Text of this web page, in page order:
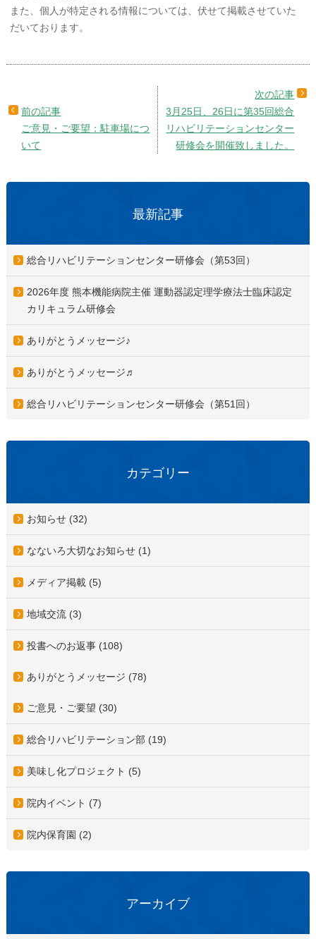
また、個人が特定される情報については、伏せて掲載させていた
だいております。
ご意見・ご要望：駐車場につ
いて
3月25日、26日に第35回総合
リハビリテーションセンター
研修会を開催致しました。
最新記事
総合リハビリテーションセンター研修会（第53回）
2026年度 熊本機能病院主催 運動器認定理学療法士臨床認定
カリキュラム研修会
ありがとうメッセージ♪
ありがとうメッセージ♬
総合リハビリテーションセンター研修会（第51回）
カテゴリー
お知らせ (32)
なないろ大切なお知らせ (1)
メディア掲載 (5)
地域交流 (3)
投書へのお返事 (108)
ありがとうメッセージ (78)
ご意見・ご要望 (30)
総合リハビリテーション部 (19)
美味し化プロジェクト (5)
院内イベント (7)
院内保育園 (2)
アーカイブ